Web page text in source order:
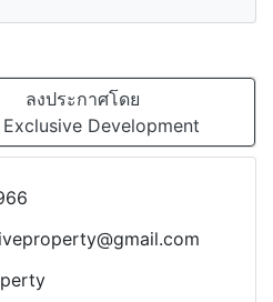
ลงประกาศโดย
Development